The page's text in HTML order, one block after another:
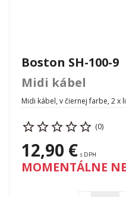
Boston SH-100-9
Midi kábel
Midi kábel, v čiernej farbe, 2 x
(0)
12,90 € s DPH
MOMENTÁLNE